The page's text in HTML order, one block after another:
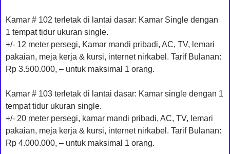
Kamar # 102 terletak di lantai dasar: Kamar Single dengan
1 tempat tidur ukuran single.
+/- 12 meter persegi, Kamar mandi pribadi, AC, TV, lemari
pakaian, meja kerja & kursi, internet nirkabel. Tarif Bulanan:
Rp 3.500.000, – untuk maksimal 1 orang.
Kamar # 103 terletak di lantai dasar: Kamar single dengan 1
tempat tidur ukuran single.
+/- 20 meter persegi, kamar mandi pribadi, AC, TV, lemari
pakaian, meja kerja & kursi, internet nirkabel. Tarif Bulanan:
Rp 4.000.000, – untuk maksimal 1 orang.